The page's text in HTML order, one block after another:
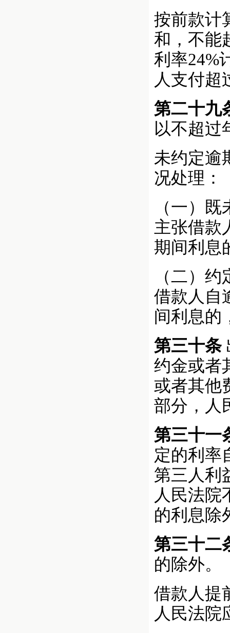
按前款计
和，不能
利率24%
人支付超
第二十九
以不超过
未约定逾
况处理：
（一）
主张借款
期间利息
（二）
借款人自
间利息的
第三十条
约金或者
或者其他
部分，人
第三十一
定的利率
第三人利
人民法院
的利息除
第三十二
的除外。
借款人提
人民法院